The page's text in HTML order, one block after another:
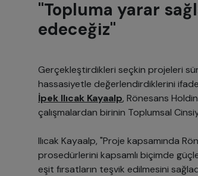
"Topluma yarar
edeceğiz"
Gerçekleştirdikleri seçkin projeleri
hassasiyetle değerlendirdiklerini
İpek Ilıcak Kayaalp, Rönesans
çalışmalardan birinin Toplumsal
Ilıcak Kayaalp, "Proje kapsamında
prosedürlerini kapsamlı biçimde
eşit fırsatların teşvik edilmesini